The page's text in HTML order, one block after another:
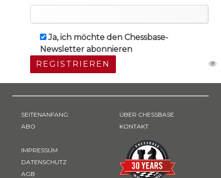
Ja, ich möchte den Chessbase-
Newsletter abonnieren
REGISTRIEREN
SEITENANFANG
ABO
IMPRESSUM
DATENSCHUTZ
AGB
ÜBER CHESSBASE
KONTAKT